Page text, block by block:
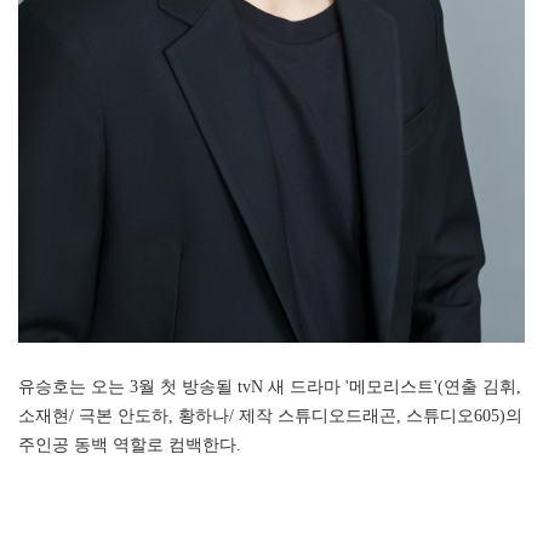
유승호는 오는 3월 첫 방송될 tvN 새 드라마 '메모리스트'(연출 김휘,
소재현/ 극본 안도하, 황하나/ 제작 스튜디오드래곤, 스튜디오605)의
주인공 동백 역할로 컴백한다.